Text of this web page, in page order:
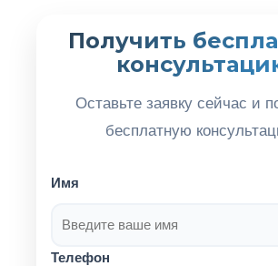
Получить
Оставьте заявку сейчас и
бесплатную
Имя
Телефон